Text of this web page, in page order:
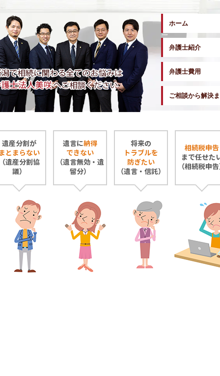
ホーム
弁護士紹介
弁護士費用
ご相談から解決
遺産分割が
とまらない
遺産分割協
議）
遺言に納得
できない
（遺言無効・遺
留分）
将来の
トラブルを
防ぎたい
（遺言・信託）
相続税申告
まで任せた
（相続税申